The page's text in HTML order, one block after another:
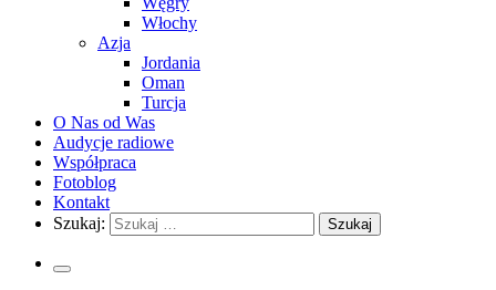
Włochy
Azja
Jordania
Oman
Turcja
O Nas od Was
Audycje radiowe
Współpraca
Fotoblog
Kontakt
Szukaj: